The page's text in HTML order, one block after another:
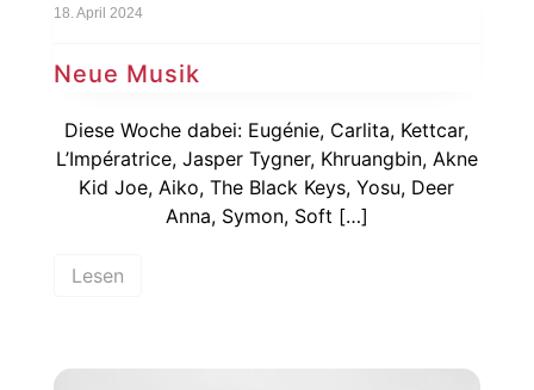
18. April 2024
Neue Musik
Diese Woche dabei: Eugénie, Carlita, Kettcar,
L’Impératrice, Jasper Tygner, Khruangbin, Akne
Kid Joe, Aiko, The Black Keys, Yosu, Deer
Anna, Symon, Soft […]
Lesen